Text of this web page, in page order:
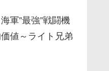
軍”最強”戦闘機
値～ライト兄弟